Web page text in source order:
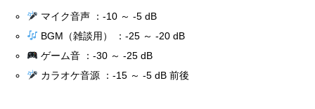
マイク音声 ：-10 ～ -5 dB
BGM（雑談用） ：-25 ～ -20 dB
ゲーム音 ：-30 ～ -25 dB
カラオケ音源 ：-15 ～ -5 dB 前後